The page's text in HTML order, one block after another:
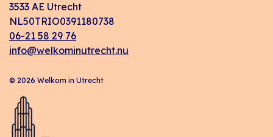
3533 AE Utrecht
NL50TRIO0391180738
06-21 58 29 76
info@welkominutrecht.nu
© 2026 Welkom in Utrecht